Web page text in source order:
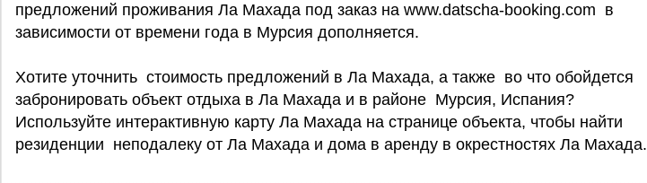
предложений проживания Ла Махада под заказ на www.datscha-booking.com в
зависимости от времени года в Мурсия дополняется.
Хотите уточнить стоимость предложений в Ла Махада, а также во что обойдется
забронировать объект отдыха в Ла Махада и в районе Мурсия, Испания?
Используйте интерактивную карту Ла Махада на странице объекта, чтобы найти
резиденции неподалеку от Ла Махада и дома в аренду в окрестностях Ла Махада.